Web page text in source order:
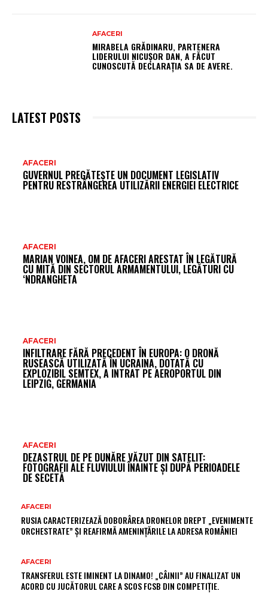
AFACERI
MIRABELA GRĂDINARU, PARTENERA
LIDERULUI NICUȘOR DAN, A FĂCUT
CUNOSCUTĂ DECLARAȚIA SA DE AVERE.
LATEST POSTS
AFACERI
GUVERNUL PREGĂTEȘTE UN DOCUMENT LEGISLATIV
PENTRU RESTRÂNGEREA UTILIZĂRII ENERGIEI ELECTRICE
AFACERI
MARIAN VOINEA, OM DE AFACERI ARESTAT ÎN LEGĂTURĂ
CU MITĂ DIN SECTORUL ARMAMENTULUI, LEGĂTURI CU
‘NDRANGHETA
AFACERI
INFILTRARE FĂRĂ PRECEDENT ÎN EUROPA: O DRONĂ
RUSEASCĂ UTILIZATĂ ÎN UCRAINA, DOTATĂ CU
EXPLOZIBIL SEMTEX, A INTRAT PE AEROPORTUL DIN
LEIPZIG, GERMANIA
AFACERI
DEZASTRUL DE PE DUNĂRE VĂZUT DIN SATELIT:
FOTOGRAFII ALE FLUVIULUI ÎNAINTE ȘI DUPĂ PERIOADELE
DE SECETĂ
AFACERI
RUSIA CARACTERIZEAZĂ DOBORÂREA DRONELOR DREPT „EVENIMENTE
ORCHESTRATE” ȘI REAFIRMĂ AMENINȚĂRILE LA ADRESA ROMÂNIEI
AFACERI
TRANSFERUL ESTE IMINENT LA DINAMO! „CÂINII” AU FINALIZAT UN
ACORD CU JUCĂTORUL CARE A SCOS FCSB DIN COMPETIȚIE.